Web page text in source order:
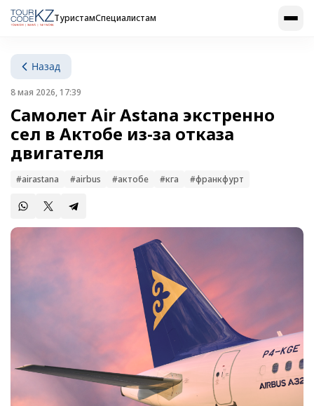
ТуристамСпециалистам
Назад
8 мая 2026, 17:39
Самолет Air Astana экстренно
сел в Актобе из-за отказа
двигателя
#airastana #airbus #актобе #кга #франкфурт